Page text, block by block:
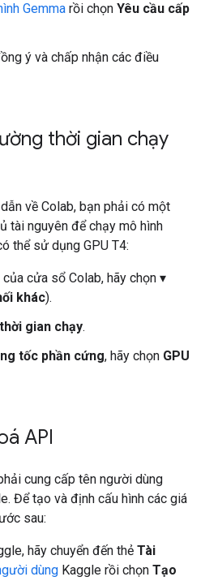
Gemma rồi chọn Yêu cầu cấp
ý và chấp nhận các điều
thời gian chạy
về Colab, bạn phải có một
tài nguyên để chạy mô hình
thể sử dụng GPU T4:
cửa sổ Colab, hãy chọn ▾
khác).
gian chạy.
tốc phần cứng, hãy chọn GPU
API
cung cấp tên người dùng
Để tạo và định cấu hình các giá
sau:
hãy chuyển đến thẻ Tài
dùng Kaggle rồi chọn Tạo